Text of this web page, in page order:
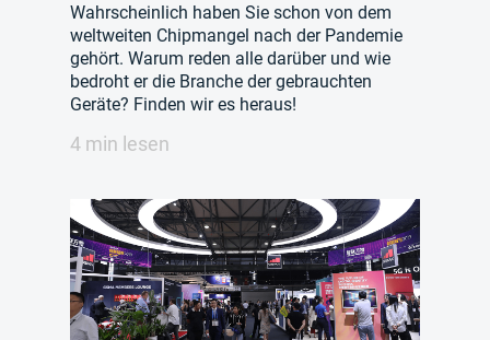
Wahrscheinlich haben Sie schon von dem
weltweiten Chipmangel nach der Pandemie
gehört. Warum reden alle darüber und wie
bedroht er die Branche der gebrauchten
Geräte? Finden wir es heraus!
4 min lesen